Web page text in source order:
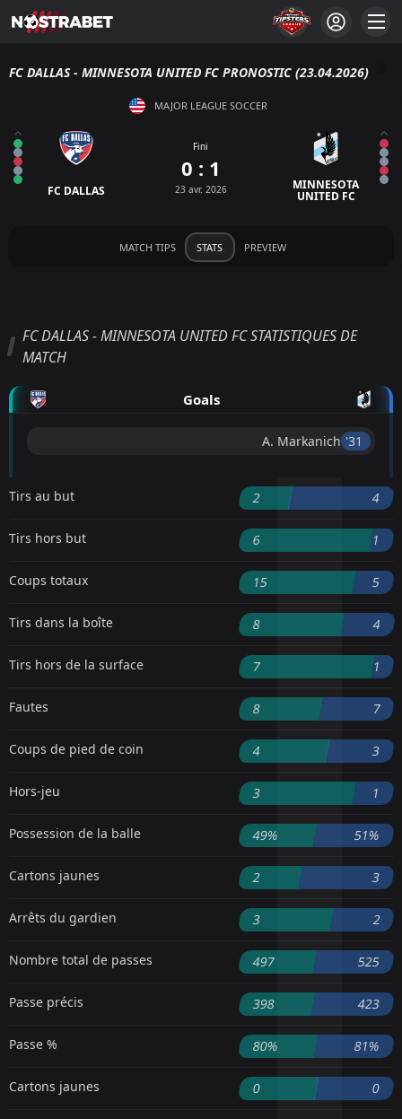
FC DALLAS - MINNESOTA UNITED FC PRONOSTIC (23.04.2026)
MAJOR LEAGUE SOCCER
FC DALLAS
Fini
0 : 1
23 avr. 2026 MINNESOTA
UNITED FC
MATCH TIPS STATS PREVIEW
FC DALLAS - MINNESOTA UNITED FC STATISTIQUES DE
MATCH
Goals
A. Markanich '31 ︎
Tirs au but 2 4
Tirs hors but 6 1
Coups totaux 15 5
Tirs dans la boîte 8 4
Tirs hors de la surface 7 1
Fautes 8 7
Coups de pied de coin 4 3
Hors-jeu 3 1
Possession de la balle 49% 51%
Cartons jaunes 2 3
Arrêts du gardien 3 2
Nombre total de passes 497 525
Passe précis 398 423
Passe % 80% 81%
Cartons jaunes 0 0